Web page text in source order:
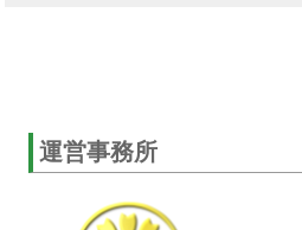
運営事務所